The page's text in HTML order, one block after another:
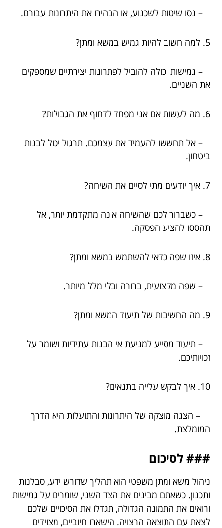
– נסו שיטות לשכנוע, או הבהירו את היתרונות עבורם.
5. למה חשוב להיות גמיש במשא ומתן?
– גמישות יכולה להוביל לפתרונות יצירתיים שמספקים
את השניים.
6. מה לעשות אם אני מפחד לדחוף את הגבולות?
– אל תחששו להעמיד את עצמכם. תרגול יכול לבנות
ביטחון.
7. איך יודעים מתי לסיים את השיחה?
– כשברור לכם שהשיחה אינה מתקדמת יותר, אל
תהססו להציע הפסקה.
8. איזו שפה כדאי להשתמש במשא ומתן?
– שפה מקצועית, ברורה ובלי מלל מיותר.
9. מה החשיבות של תיעוד המשא ומתן?
– תיעוד מסייע למניעת אי הבנות עתידיות ושומר על
זכויותיכם.
10. איך לבקש עלייה בתנאים?
– הצגה מוצקה של היתרונות והתועלות היא הדרך
המומלצת.
### לסיכום
ניהול משא ומתן משפטי הוא תהליך שדורש ידע, סבלנות
ותכנון. כשאתם מבינים את הצד השני, שומרים על גמישות
ורואים את התמונה הגדולה, תגדלו את הסיכויים שלכם
לצאת עם התוצאה הרצויה. הישארו חיוביים, מצוידים